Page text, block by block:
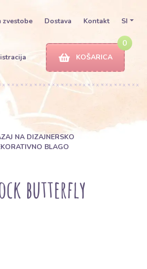
zvestobe Dostava Kontakt SI
0
KOŠARICA
NA DIZAJNERSKO
BLAGO
butterfly